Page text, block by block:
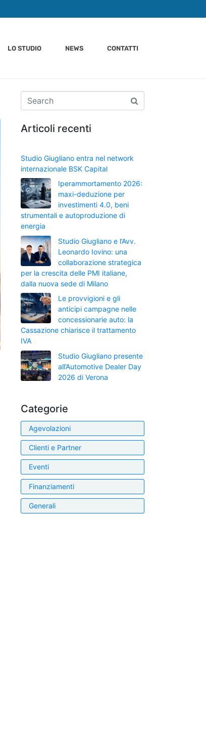
LO STUDIO NEWS CONTATTI
Articoli recenti
Studio Giugliano entra nel network
internazionale BSK Capital
Iperammortamento 2026:
maxi-deduzione per
investimenti 4.0, beni
strumentali e autoproduzione di
energia
Studio Giugliano e l’Avv.
Leonardo Iovino: una
collaborazione strategica
per la crescita delle PMI italiane,
dalla nuova sede di Milano
Le provvigioni e gli
anticipi campagne nelle
concessionarie auto: la
Cassazione chiarisce il trattamento
IVA
Studio Giugliano presente
all’Automotive Dealer Day
2026 di Verona
Categorie
Agevolazioni
Clienti e Partner
Eventi
Finanziamenti
Generali